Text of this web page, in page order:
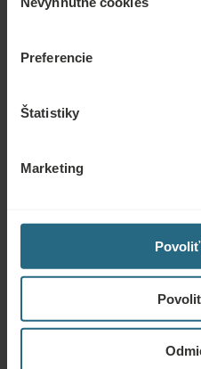
súhlasu
Preferencie
Štatistiky
Marketing
Bezplatné využívanie
Bezplatné využívanie
Hippo Club
pravidelné konzultácie,
večery a kultúrne podujatia
Mariánskych Lázňach